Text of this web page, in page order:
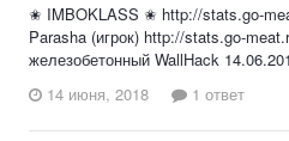
✬ IMBOKLASS ✬ http://stats.go-
Parasha (игрок) http://stats.go-
железобетонный WallHack
14 июня, 2018
1 ответ